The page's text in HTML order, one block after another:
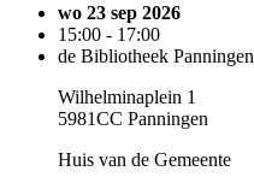
wo 23 sep 2026
15:00 - 17:00
de Bibliotheek Panningen
Wilhelminaplein 1
5981CC Panningen
Huis van de Gemeente